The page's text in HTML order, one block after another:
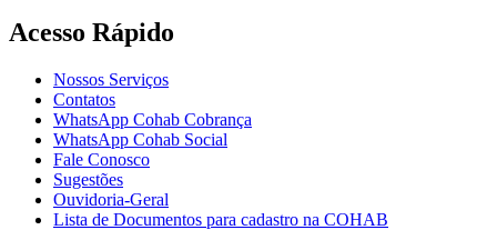
Acesso Rápido
Nossos Serviços
Contatos
WhatsApp Cohab Cobrança
WhatsApp Cohab Social
Fale Conosco
Sugestões
Ouvidoria-Geral
Lista de Documentos para cadastro na COHAB